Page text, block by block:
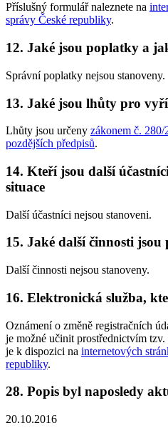
Příslušný formulář naleznete na
správy České republiky.
12. Jaké jsou poplatky a
Správní poplatky nejsou stanoveny.
13. Jaké jsou lhůty pro
Lhůty jsou určeny zákonem č.
pozdějších předpisů.
14. Kteří jsou další
situace
Další účastníci nejsou stanoveni.
15. Jaké další činnosti
Další činnosti nejsou stanoveny.
16. Elektronická služba,
Oznámení o změně registračních
je možné učinit prostřednictvím
je k dispozici na internetových
republiky.
28. Popis byl naposledy
20.10.2016